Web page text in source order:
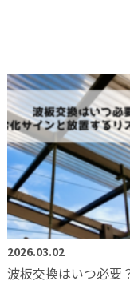
2026.03.02